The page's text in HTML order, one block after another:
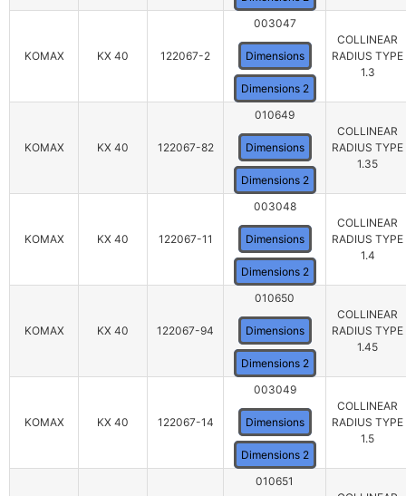
KOMAX KX 40 122067-2
003047
Dimensions
Dimensions 2
COLLINEAR
RADIUS TYPE
1.3
KOMAX KX 40 122067-82
010649
Dimensions
Dimensions 2
COLLINEAR
RADIUS TYPE
1.35
KOMAX KX 40 122067-11
003048
Dimensions
Dimensions 2
COLLINEAR
RADIUS TYPE
1.4
KOMAX KX 40 122067-94
010650
Dimensions
Dimensions 2
COLLINEAR
RADIUS TYPE
1.45
KOMAX KX 40 122067-14
003049
Dimensions
Dimensions 2
COLLINEAR
RADIUS TYPE
1.5
010651